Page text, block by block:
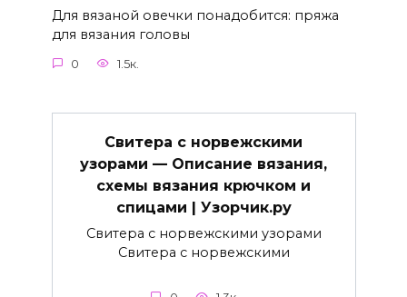
Для вязаной овечки понадобится: пряжа
для вязания головы
0 1.5к.
Свитера с норвежскими
узорами — Описание вязания,
схемы вязания крючком и
спицами | Узорчик.ру
Свитера с норвежскими узорами
Свитера с норвежскими